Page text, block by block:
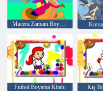
Macera Zamanı Boyama kitabı
Futbol Boyama Kitabı Kış